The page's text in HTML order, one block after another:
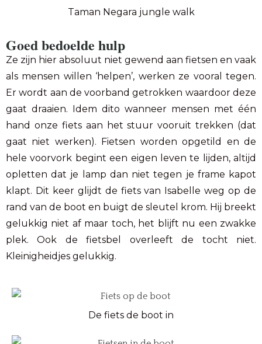
Taman Negara jungle walk
Goed bedoelde hulp
Ze zijn hier absoluut niet gewend aan fietsen en vaak
als mensen willen ‘helpen’, werken ze vooral tegen.
Er wordt aan de voorband getrokken waardoor deze
gaat draaien. Idem dito wanneer mensen met één
hand onze fiets aan het stuur vooruit trekken (dat
gaat niet werken). Fietsen worden opgetild en de
hele voorvork begint een eigen leven te lijden, altijd
opletten dat je lamp dan niet tegen je frame kapot
klapt. Dit keer glijdt de fiets van Isabelle weg op de
rand van de boot en buigt de sleutel krom. Hij breekt
gelukkig niet af maar toch, het blijft nu een zwakke
plek. Ook de fietsbel overleeft de tocht niet.
Kleinigheidjes gelukkig.
De fiets de boot in